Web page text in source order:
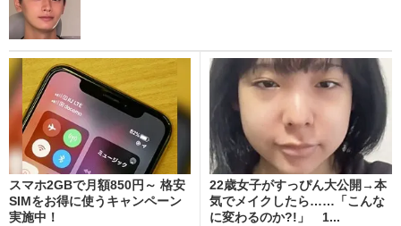
スマホ2GBで月額850円～ 格安
SIMをお得に使うキャンペーン
実施中！
22歳女子がすっぴん大公開→本
気でメイクしたら……「こんな
に変わるのか?!」 1...